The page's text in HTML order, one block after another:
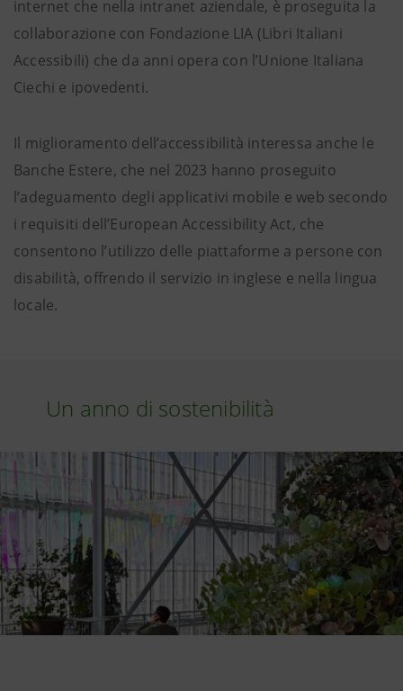
internet che nella intranet aziendale, è proseguita la
collaborazione con Fondazione LIA (Libri Italiani
Accessibili) che da anni opera con l’Unione Italiana
Ciechi e ipovedenti.
Il miglioramento dell’accessibilità interessa anche le
Banche Estere, che nel 2023 hanno proseguito
l’adeguamento degli applicativi mobile e web secondo
i requisiti dell’European Accessibility Act, che
consentono l’utilizzo delle piattaforme a persone con
disabilità, offrendo il servizio in inglese e nella lingua
locale.
Un anno di sostenibilità